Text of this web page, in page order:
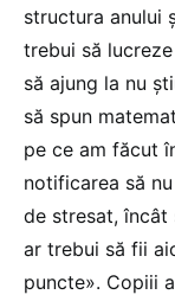
structura anului
trebui să
să ajung la nu
să spun
pe ce am făcut
notificarea să
de stresat, încât
ar trebui să fii
puncte». Copiii